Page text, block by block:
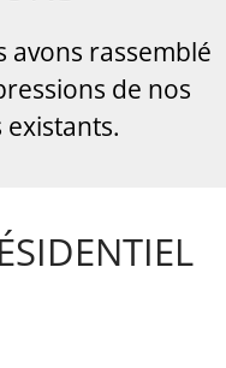
avons rassemblé
de nos